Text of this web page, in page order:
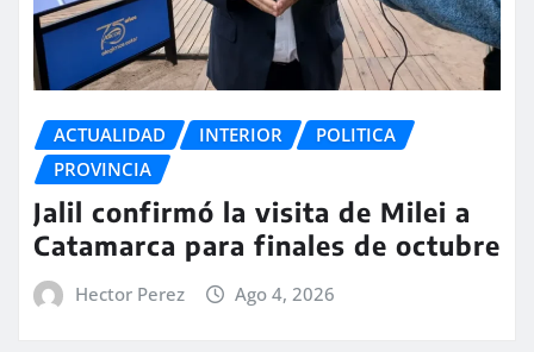
ACTUALIDAD INTERIOR
POLITICA
PROVINCIA
Jalil confirmó la visita de Milei a
Catamarca para finales de octubre
Hector Perez Ago 4, 2026